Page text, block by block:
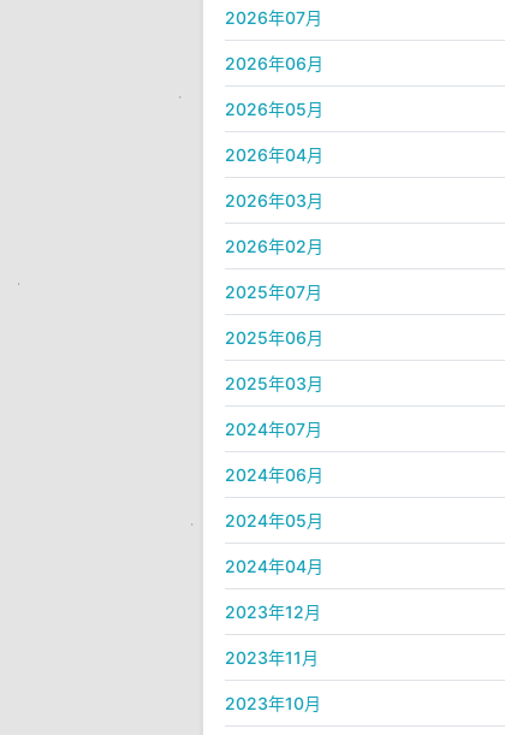
2026年07月
2026年06月
2026年05月
2026年04月
2026年03月
2026年02月
2025年07月
2025年06月
2025年03月
2024年07月
2024年06月
2024年05月
2024年04月
2023年12月
2023年11月
2023年10月